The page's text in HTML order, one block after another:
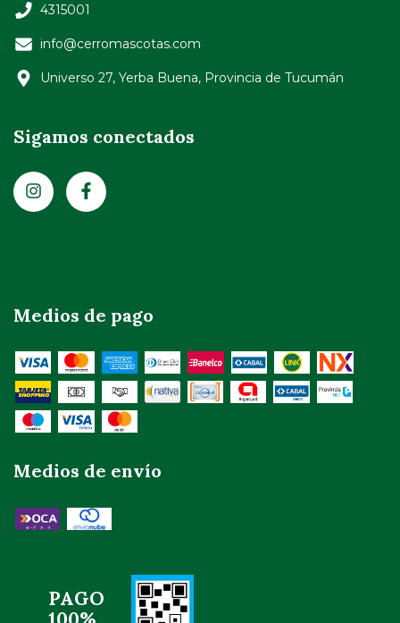
4315001
info@cerromascotas.com
Universo 27, Yerba Buena, Provincia de Tucumán
Sigamos conectados
Medios de pago
Medios de envío
PAGO